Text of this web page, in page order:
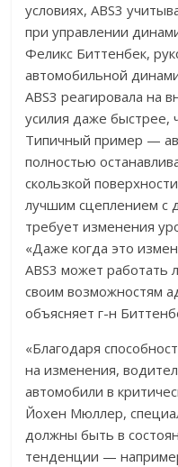
условиях, ABS3
при управлении
Феликс Биттенбек,
автомобильной
ABS3 реагировала на
усилия даже
Типичный пример —
полностью
скользкой
лучшим сцеплением с
требует изменения
«Даже когда это
ABS3 может работать
своим возможностям
объясняет г-н
«Благодаря
на изменения,
автомобили в
Йохен Мюллер,
должны быть в
тенденции —